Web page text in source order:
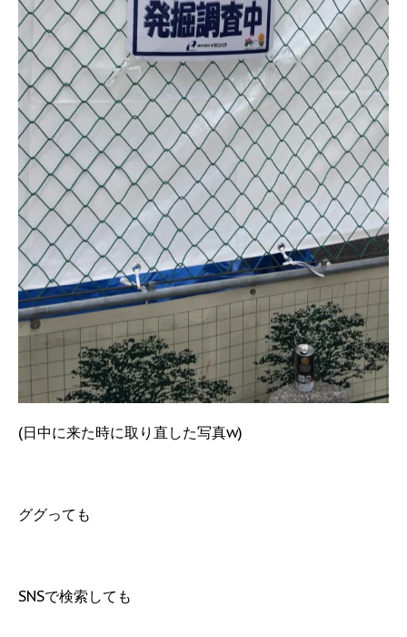
(日中に来た時に取り直した写真w)
ググっても
SNSで検索しても